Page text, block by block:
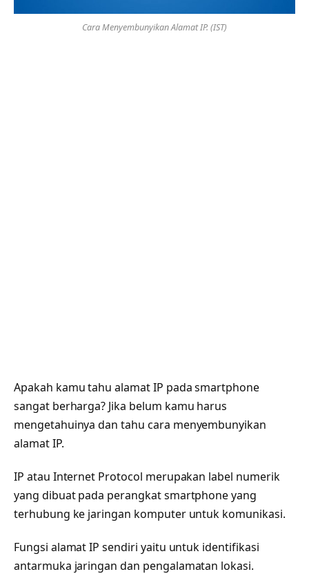
Cara Menyembunyikan Alamat IP. (IST)
Apakah kamu tahu alamat IP pada smartphone
sangat berharga? Jika belum kamu harus
mengetahuinya dan tahu cara menyembunyikan
alamat IP.
IP atau Internet Protocol merupakan label numerik
yang dibuat pada perangkat smartphone yang
terhubung ke jaringan komputer untuk komunikasi.
Fungsi alamat IP sendiri yaitu untuk identifikasi
antarmuka jaringan dan pengalamatan lokasi.